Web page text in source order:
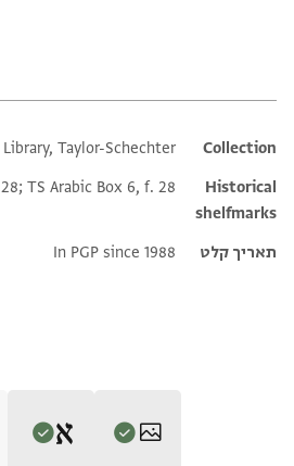
Additional metadata
Collection
Taylor-Schechter
Historical
shelfmarks
TS Arabic Box 6, f. 28
תאריך קלט In PGP since 1988